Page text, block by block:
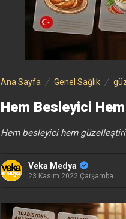
Ana Sayfa Genel Sağlık
Hem Besleyici
Hem besleyici hem
Veka Medya
23 Kasım 2022 Çarşamba